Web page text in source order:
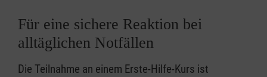
Für eine sichere Reaktion bei
alltäglichen Notfällen
Die Teilnahme an einem Erste-Hilfe-Kurs ist